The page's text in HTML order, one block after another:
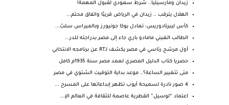
زيدان ومارسيليا.. شرط سعودي لقبول المهمة!
الهلال يترقب .. زيدان في الرياض قريبًا واتفاق محتم...
كأس ليبرتادوريس: تعادل بوكا جونيورز وبالميراس سلبً...
الطالب الغيني مامادو باري جاء إلى مصر بدراجته للدر...
أول مرشح رئاسي في مصر يكشف لـRT عن برنامجه الانتخابي
حصريا كتاب الدليل المصري لعمد مصر سنة 1935م كامل
متى تتغيير الساعة؟.. موعد بداية التوقيت الشتوي في مصر
4 صور نادرة لسميحة أيوب تظهر إبداعاتها على المسرح ...
اعتماد “لوسيل” القطرية عاصمة للثقافة في العالم الإ...